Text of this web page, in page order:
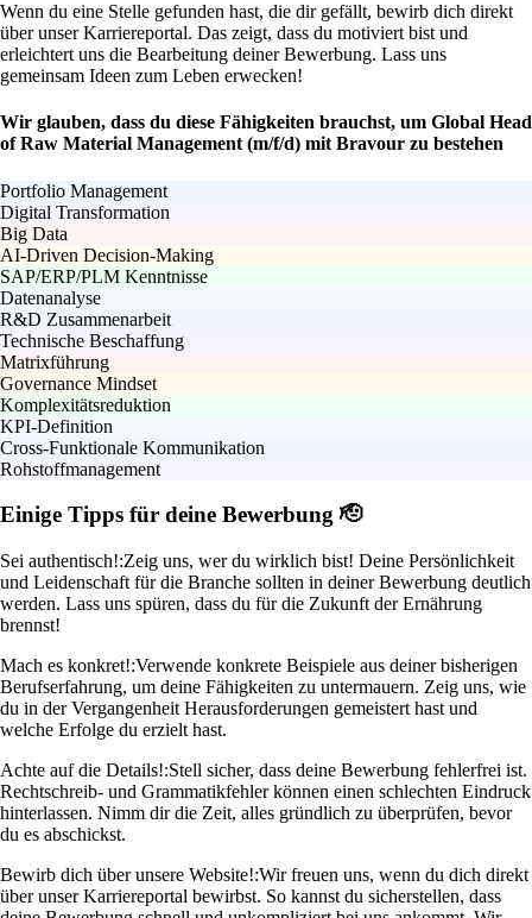
Wenn du eine Stelle gefunden hast, die dir gefällt, bewirb dich direkt
über unser Karriereportal. Das zeigt, dass du motiviert bist und
erleichtert uns die Bearbeitung deiner Bewerbung. Lass uns
gemeinsam Ideen zum Leben erwecken!
Wir glauben, dass du diese Fähigkeiten brauchst, um Global Head
of Raw Material Management (m/f/d) mit Bravour zu bestehen
Portfolio Management
Digital Transformation
Big Data
AI-Driven Decision-Making
SAP/ERP/PLM Kenntnisse
Datenanalyse
R&D Zusammenarbeit
Technische Beschaffung
Matrixführung
Governance Mindset
Komplexitätsreduktion
KPI-Definition
Cross-Funktionale Kommunikation
Rohstoffmanagement
Einige Tipps für deine Bewerbung 🫡
Sei authentisch!:Zeig uns, wer du wirklich bist! Deine Persönlichkeit
und Leidenschaft für die Branche sollten in deiner Bewerbung deutlich
werden. Lass uns spüren, dass du für die Zukunft der Ernährung
brennst!
Mach es konkret!:Verwende konkrete Beispiele aus deiner bisherigen
Berufserfahrung, um deine Fähigkeiten zu untermauern. Zeig uns, wie
du in der Vergangenheit Herausforderungen gemeistert hast und
welche Erfolge du erzielt hast.
Achte auf die Details!:Stell sicher, dass deine Bewerbung fehlerfrei ist.
Rechtschreib- und Grammatikfehler können einen schlechten Eindruck
hinterlassen. Nimm dir die Zeit, alles gründlich zu überprüfen, bevor
du es abschickst.
Bewirb dich über unsere Website!:Wir freuen uns, wenn du dich direkt
über unser Karriereportal bewirbst. So kannst du sicherstellen, dass